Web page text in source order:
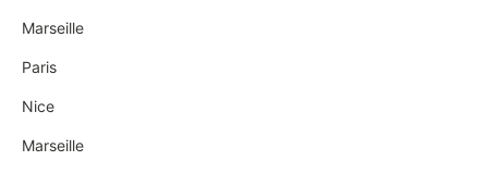
Marseille
Paris
Nice
Marseille